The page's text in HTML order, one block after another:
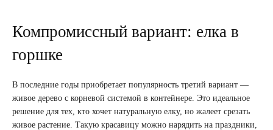
Компромиссный вариант: елка в
горшке
В последние годы приобретает популярность третий вариант —
живое дерево с корневой системой в контейнере. Это идеальное
решение для тех, кто хочет натуральную елку, но жалеет срезать
живое растение. Такую красавицу можно нарядить на праздники,